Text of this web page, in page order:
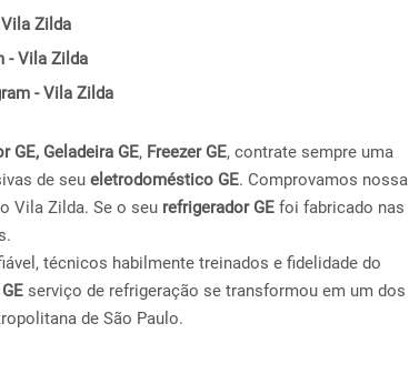
Vila Zilda
- Vila Zilda
- Vila Zilda
GE, Geladeira GE, Freezer GE, contrate sempre uma
de seu eletrodoméstico GE. Comprovamos nossa
Vila Zilda. Se o seu refrigerador GE foi fabricado nas
técnicos habilmente treinados e fidelidade do
serviço de refrigeração se transformou em um dos
de São Paulo.